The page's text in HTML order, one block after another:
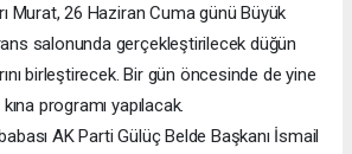
Murat, 26 Haziran Cuma günü Büyük
salonunda gerçekleştirilecek düğün
birleştirecek. Bir gün öncesinde de yine
programı yapılacak.
AK Parti Gülüç Belde Başkanı İsmail